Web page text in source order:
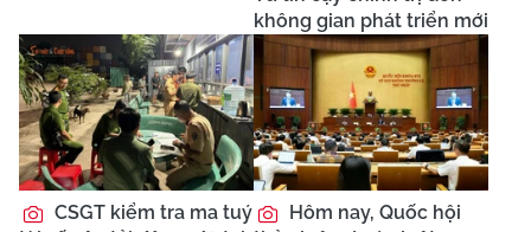
không gian phát triển mới
CSGT kiểm tra ma tuý
Hôm nay, Quốc hội